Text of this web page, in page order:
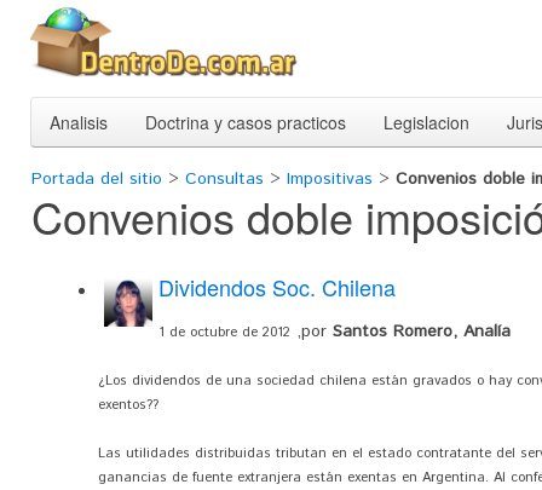
Analisis Doctrina y casos practicos Legislacion
Portada del sitio > Consultas > Impositivas > Convenios doble
Convenios doble
Dividendos Soc. Chilena
1 de octubre de 2012 ,por Santos Romero, Analía
¿Los dividendos de una sociedad chilena están gravados o hay
exentos??
Las utilidades distribuidas tributan en el estado contratante del
ganancias de fuente extranjera están exentas en Argentina. Al